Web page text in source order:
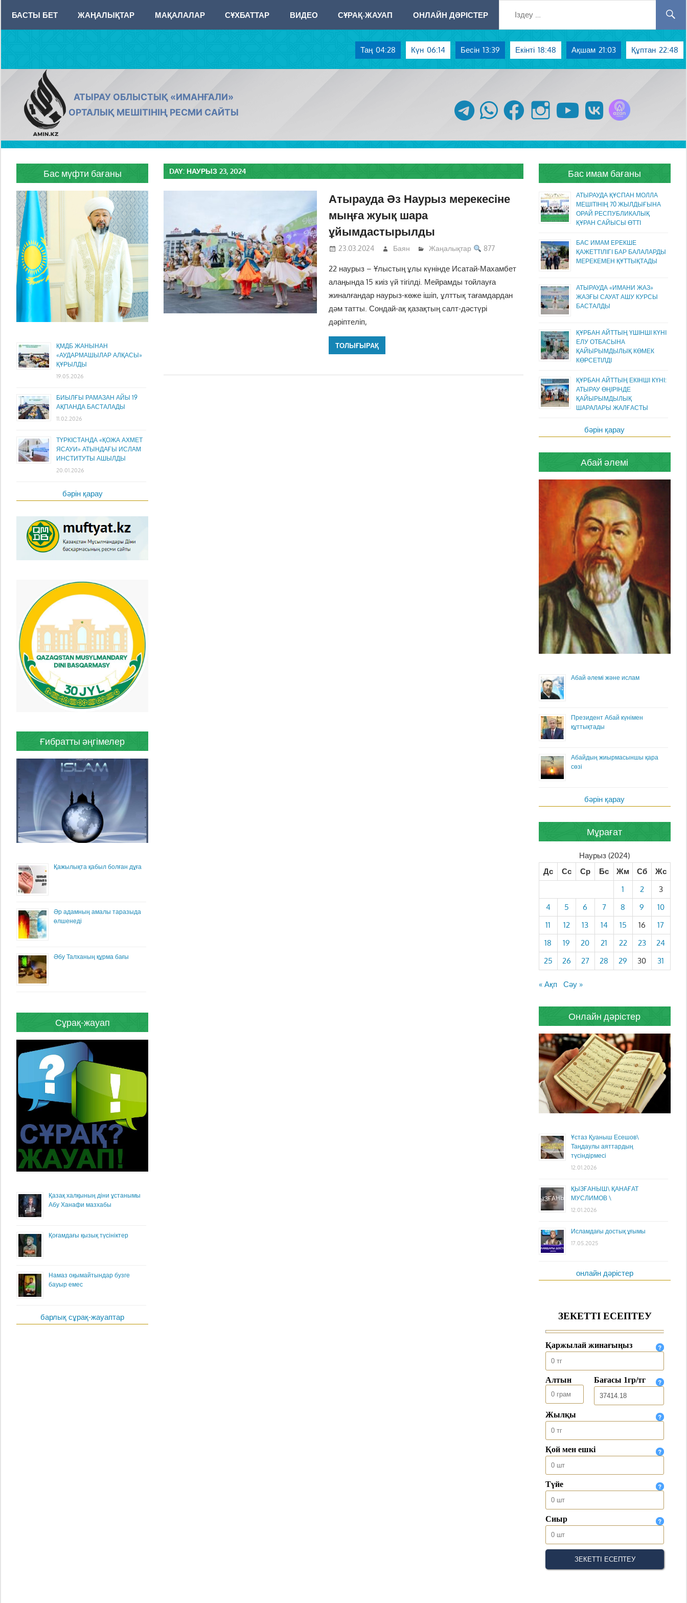
content
БАСТЫ БЕТ ЖАҢАЛЫҚТАР МАҚАЛАЛАР СҰХБАТТАР ВИДЕО СҰРАҚ-ЖАУАП ОНЛАЙН ДӘРІСТЕР
Таң 04:28 Күн 06:14 Бесін 13:39 Екінті 18:48 Ақшам 21:03 Құптан 22:48
AMIN.KZ
АТЫРАУ ОБЛЫСТЫҚ «ИМАНҒАЛИ»
ОРТАЛЫҚ МЕШІТІНІҢ РЕСМИ САЙТЫ
telegram whatsapp facebook instagram youtubevk
DAY: НАУРЫЗ 23, 2024
Атырауда Әз Наурыз мерекесіне
мыңға жуық шара
ұйымдастырылды
23.03.2024 Баян Жаңалықтар 877
22 наурыз – Ұлыстың ұлы күнінде Исатай-Махамбет
алаңында 15 киіз үй тігілді. Мейрамды тойлауға
жиналғандар наурыз-көже ішіп, ұлттық тағамдардан
дәм татты. Сондай-ақ қазақтың салт-дәстүрі
дәріптеліп,
ТОЛЫҒЫРАҚ
Бас мүфти бағаны
ҚМДБ ЖАНЫНАН
«АУДАРМАШЫЛАР АЛҚАСЫ»
ҚҰРЫЛДЫ
19.05.2026
БИЫЛҒЫ РАМАЗАН АЙЫ 19
АҚПАНДА БАСТАЛАДЫ
11.02.2026
ТҮРКІСТАНДА «ҚОЖА АХМЕТ
ЯСАУИ» АТЫНДАҒЫ ИСЛАМ
ИНСТИТУТЫ АШЫЛДЫ
20.01.2026
бәрін қарау
Ғибратты әңгімелер
Қажылықта қабыл болған дұға
Әр адамның амалы таразыда
өлшенеді
Әбу Талханың құрма бағы
Сұрақ-жауап
Қазақ халқының діни ұстанымы
Абу Ханафи мазхабы
Қоғамдағы қызық түсініктер
Намаз оқымайтындар бузге
бауыр емес
барлық сұрақ-жауаптар
Бас имам бағаны
АТЫРАУДА ҚҰСПАН МОЛЛА
МЕШІТІНІҢ 70 ЖЫЛДЫҒЫНА
ОРАЙ РЕСПУБЛИКАЛЫҚ
ҚҰРАН САЙЫСЫ ӨТТІ
БАС ИМАМ ЕРЕКШЕ
ҚАЖЕТТІЛІГІ БАР БАЛАЛАРДЫ
МЕРЕКЕМЕН ҚҰТТЫҚТАДЫ
АТЫРАУДА «ИМАНИ ЖАЗ»
ЖАЗҒЫ САУАТ АШУ КУРСЫ
БАСТАЛДЫ
ҚҰРБАН АЙТТЫҢ ҮШІНШІ КҮНІ
ЕЛУ ОТБАСЫНА
ҚАЙЫРЫМДЫЛЫҚ КӨМЕК
КӨРСЕТІЛДІ
ҚҰРБАН АЙТТЫҢ ЕКІНШІ КҮНІ:
АТЫРАУ ӨҢІРІНДЕ
ҚАЙЫРЫМДЫЛЫҚ
ШАРАЛАРЫ ЖАЛҒАСТЫ
бәрін қарау
Абай әлемі
Абай әлемі және ислам
Президент Абай күнімен
құттықтады
Абайдың жиырмасыншы қара
сөзі
бәрін қарау
Мұрағат
Наурыз (2024)
Дс
Сс Ср Бс Жм Сб
Жс
1
2
3
4
5 6 7 8 9
10
11
12 13 14 15 16
17
18
19 20 21 22 23
24
25
26 27 28 29 30 31
« Ақп Сәу »
Онлайн дәрістер
Ұстаз Қуаныш Есешов\
Таңдаулы аяттардың
түсіндірмесі
12.01.2026
ҚЫЗҒАНЫШ\ ҚАНАҒАТ
МУСЛИМОВ \
12.01.2026
Исламдағы достық ұғымы
17.05.2025
онлайн дәрістер